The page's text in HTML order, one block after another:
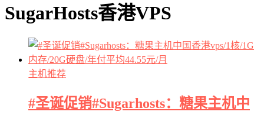
SugarHosts香港VPS
主机推荐
#圣诞促销#Sugarhosts：糖果主机中